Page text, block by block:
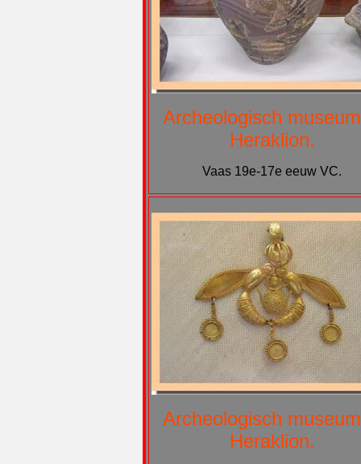
Archeologisch
Heraklion.
Vaas 19e-17e eeuw VC.
Archeologisch
Heraklion.